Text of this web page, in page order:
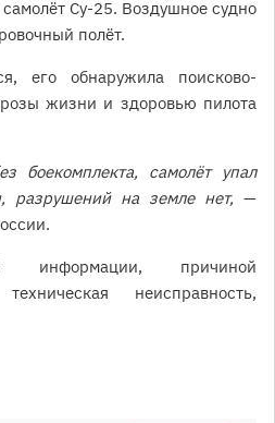
Су-25. Воздушное судно
полёт.
его обнаружила поисково-
жизни и здоровью пилота
боекомплекта, самолёт упал
разрушений на земле нет, —
информации, причиной
неисправность,